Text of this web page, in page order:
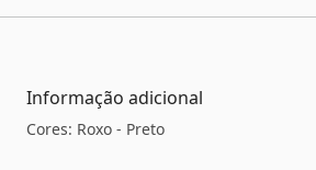
Informação adicional
Cores: Roxo - Preto